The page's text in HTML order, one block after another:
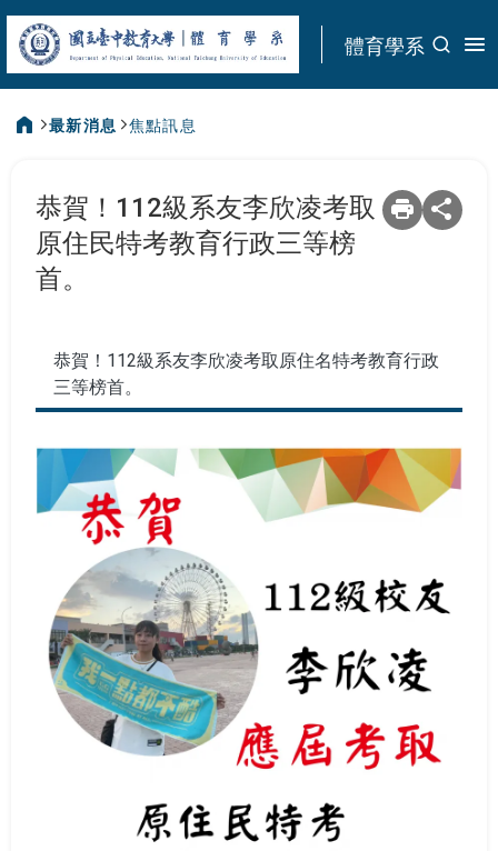
:::
體育學系
最新消息 焦點訊息
恭賀！112級系友李欣凌考取
原住民特考教育行政三等榜
首。
恭賀！112級系友李欣凌考取原住名特考教育行政
三等榜首。